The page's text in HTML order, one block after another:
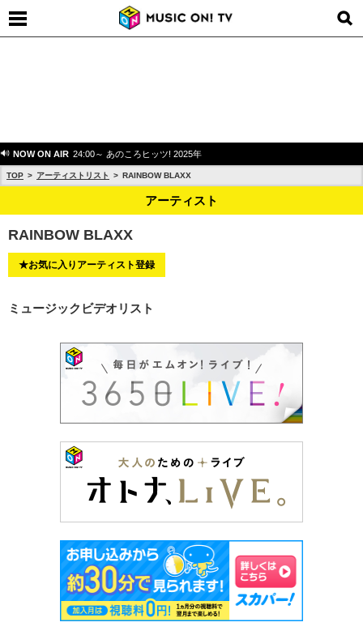
NOW ON AIR 24:00～ あのころヒッツ! 2025年
TOP アーティストリスト RAINBOW BLAXX
アーティスト
RAINBOW BLAXX
★お気に入りアーティスト登録
ミュージックビデオリスト